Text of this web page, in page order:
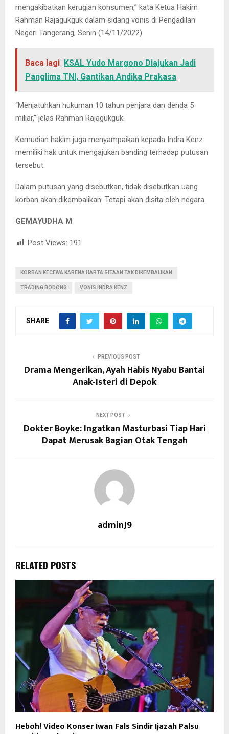
mengakibatkan kerugian konsumen,” kata Ketua Hakim
Rahman Rajagukguk dalam sidang vonis di Pengadilan
Negeri Tangerang, Senin (14/11/2022).
Baca lagi KSAL Yudo Margono Diajukan Jadi
Panglima TNI, Gantikan Andika Prakasa
“Menjatuhkan hukuman 10 tahun penjara dan denda 5
miliar,” jelas Rahman Rajagukguk.
Kemudian hakim juga menyampaikan kepada Indra Kenz
memiliki hak untuk mengajukan banding terhadap putusan
tersebut.
Dalam putusan yang disebutkan, tidak disebutkan uang
korban akan dikembalikan. Tetapi akan disita oleh negara.
GEMAYUDHA M
Post Views: 191
KORBAN KECEWA KARENA HARTA SITAAN TAK DIKEMBALIKAN
TRADING BODONG VONIS INDRA KENZ
SHARE
PREVIOUS POST
Drama Mengerikan, Ayah Habis Nyabu Bantai
Anak-Isteri di Depok
NEXT POST
Dokter Boyke: Ingatkan Masturbasi Tiap Hari
Dapat Merusak Bagian Otak Tengah
adminJ9
RELATED POSTS
Heboh! Video Konser Iwan Fals Sindir Ijazah Palsu